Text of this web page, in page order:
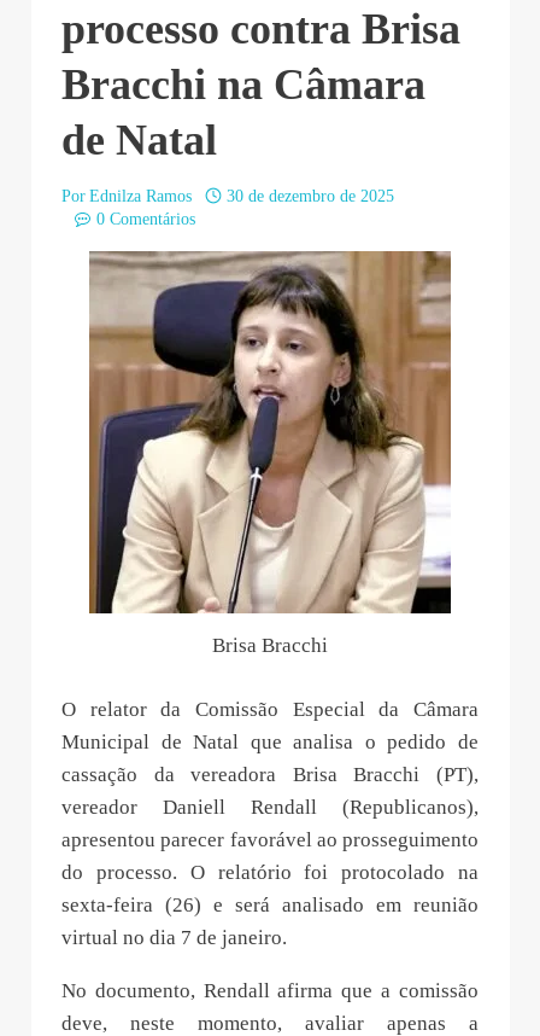
processo contra Brisa
Bracchi na Câmara
de Natal
Por Ednilza Ramos
30 de dezembro de 2025
0 Comentários
Brisa Bracchi
O relator da Comissão Especial da Câmara
Municipal de Natal que analisa o pedido de
cassação da vereadora Brisa Bracchi (PT),
vereador Daniell Rendall (Republicanos),
apresentou parecer favorável ao prosseguimento
do processo. O relatório foi protocolado na
sexta-feira (26) e será analisado em reunião
virtual no dia 7 de janeiro.
No documento, Rendall afirma que a comissão
deve, neste momento, avaliar apenas a